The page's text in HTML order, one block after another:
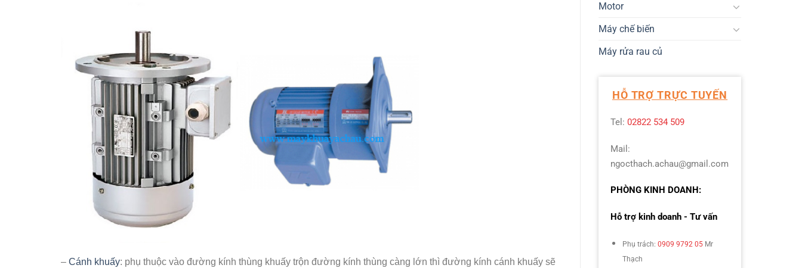
– Cánh khuấy: phụ thuộc vào đường kính thùng khuấy trộn đường kính thùng càng lớn thì đường kính cánh khuấy sẽ
Motor
Máy chế biến
Máy rửa rau củ
HỖ TRỢ TRỰC TUYẾN
Tel: 02822 534 509
Mail:
ngocthach.achau@gmail.com
PHÒNG KINH DOANH:
Hỗ trợ kinh doanh - Tư vấn
Phụ trách: 0909 9792 05 Mr
Thạch